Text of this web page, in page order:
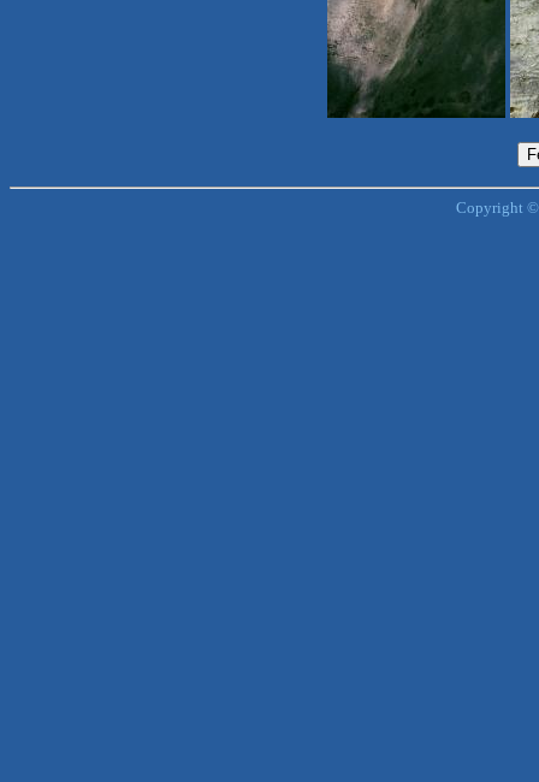
Copyright ©